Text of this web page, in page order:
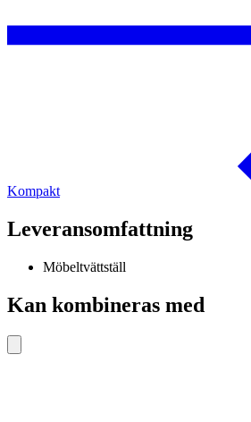
Kompakt
Leveransomfattning
Möbeltvättställ
Kan kombineras med